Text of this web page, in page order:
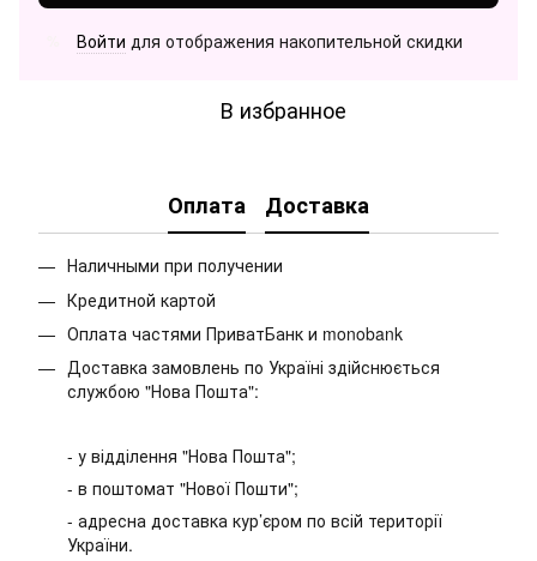
Войти для отображения накопительной скидки
В избранное
Оплата Доставка
Наличными при получении
Кредитной картой
Оплата частями ПриватБанк и monobank
Доставка замовлень по Україні здійснюється
службою "Нова Пошта":
- у відділення "Нова Пошта";
- в поштомат "Нової Пошти";
- адресна доставка кур’єром по всій території
України.